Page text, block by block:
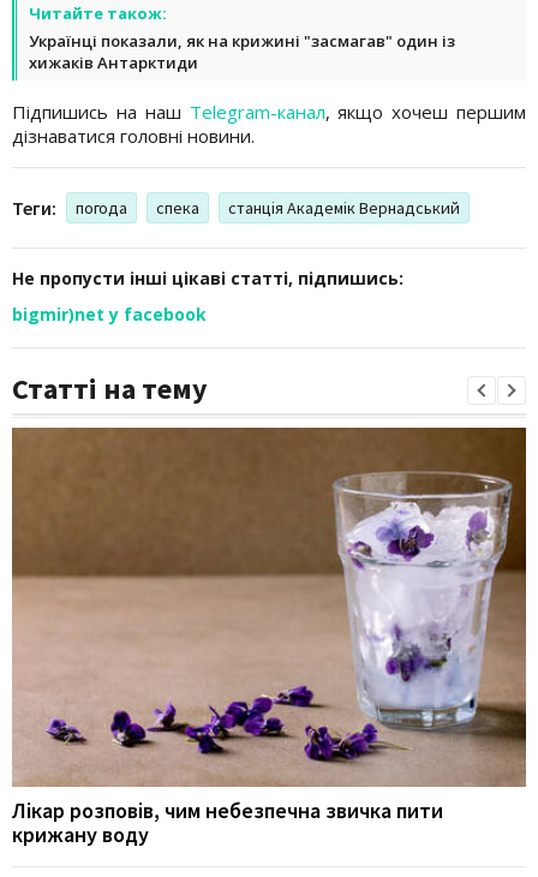
Читайте також:
Українці показали, як на крижині "засмагав" один із
хижаків Антарктиди
Підпишись на наш Telegram-канал, якщо хочеш першим
дізнаватися головні новини.
Теги: погода спека станція Академік Вернадський
Не пропусти інші цікаві статті, підпишись:
bigmir)net у facebook
Статті на тему
Лікар розповів, чим небезпечна звичка пити
крижану воду